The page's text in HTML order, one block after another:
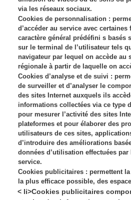
via les réseaux sociaux.
Cookies de personnalisation :
d’accéder au service avec
caractère général prédéfini s basés
sur le terminal de l’utilisateur tels
navigateur par lequel on accède au
régionale à partir de laquelle on
Cookies d’analyse et de suivi :
de surveiller et d’analyser le
des sites Internet auxquels ils
informations collectées via ce type
pour mesurer l’activité des sites
plateformes et pour élaborer des
utilisateurs de ces sites,
d’introduire des améliorations
données d’utilisation effectuées
service.
Cookies publicitaires : permettent
la plus efficace possible, des
< li>Cookies publicitaires